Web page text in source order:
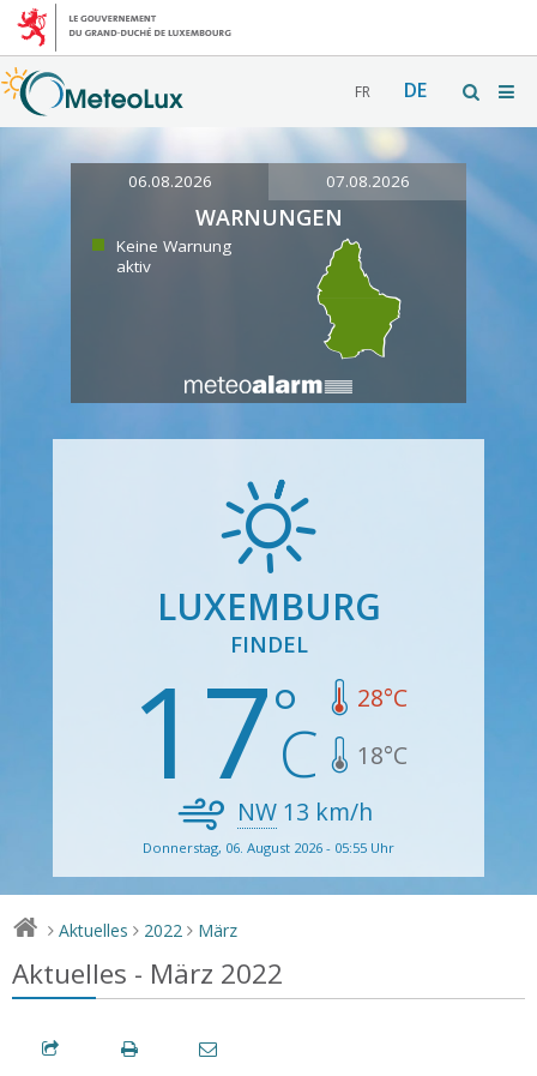
FR DE
06.08.2026 07.08.2026
WARNUNGEN
Keine Warnung
aktiv
LUXEMBURG
FINDEL
17 28°C
18°C
NW13 km/h
Donnerstag, 06. August 2026 - 05:55 Uhr
> Aktuelles > 2022 > März
Aktuelles - März 2022